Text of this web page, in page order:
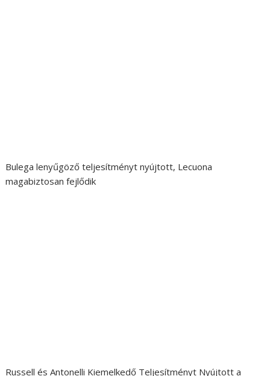
Bulega lenyűgöző teljesítményt nyújtott, Lecuona
magabiztosan fejlődik
Russell és Antonelli Kiemelkedő Teljesítményt Nyújtott a